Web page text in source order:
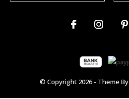
© Copyright 2026- Theme By